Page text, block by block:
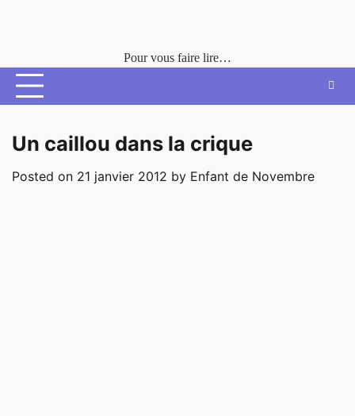
Pour vous faire lire…
Un caillou dans la crique
Posted on 21 janvier 2012 by Enfant de Novembre